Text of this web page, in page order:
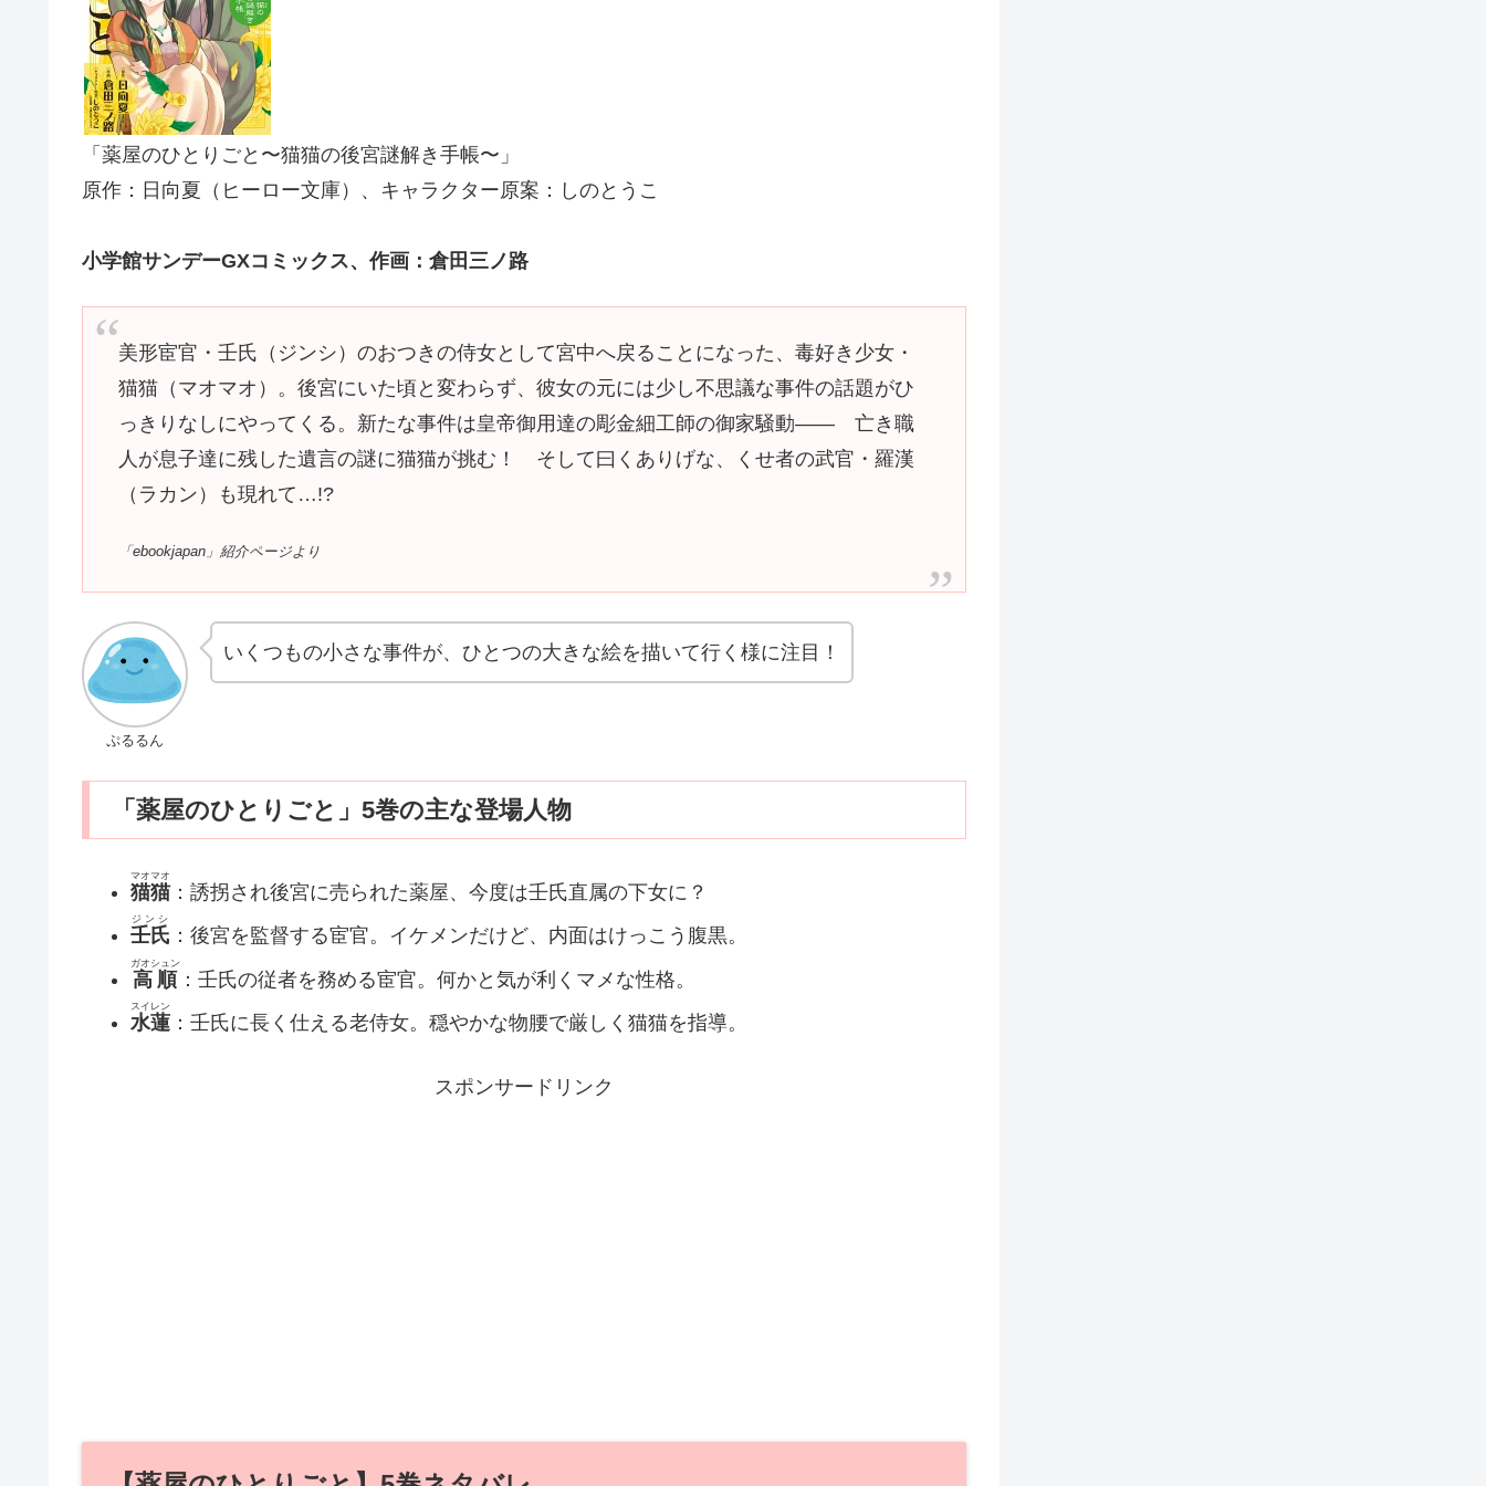
「薬屋のひとりごと〜猫猫の後宮謎解き手帳〜」
原作：日向夏（ヒーロー文庫）、キャラクター原案：しのとうこ
小学館サンデーGXコミックス、作画：倉田三ノ路
美形宦官・壬氏（ジンシ）のおつきの侍女として宮中へ戻ることになった、毒好き少女・
猫猫（マオマオ）。後宮にいた頃と変わらず、彼女の元には少し不思議な事件の話題がひ
っきりなしにやってくる。新たな事件は皇帝御用達の彫金細工師の御家騒動―― 亡き職
人が息子達に残した遺言の謎に猫猫が挑む！ そして曰くありげな、くせ者の武官・羅漢
（ラカン）も現れて…!?
「ebookjapan」紹介ページより
ぷるるん
いくつもの小さな事件が、ひとつの大きな絵を描いて行く様に注目！
「薬屋のひとりごと」5巻の主な登場人物
猫猫
マオマオ
：誘拐され後宮に売られた薬屋、今度は壬氏直属の下女に？
壬氏
ジンシ
：後宮を監督する宦官。イケメンだけど、内面はけっこう腹黒。
高順
ガオシュン
：壬氏の従者を務める宦官。何かと気が利くマメな性格。
水蓮
スイレン
：壬氏に長く仕える老侍女。穏やかな物腰で厳しく猫猫を指導。
スポンサードリンク